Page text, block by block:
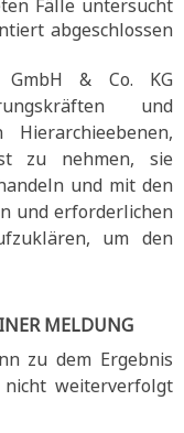
Fälle untersucht
abgeschlossen
GmbH & Co. KG
und
zu nehmen, sie
und mit den
und erforderlichen
um den
MELDUNG
zu dem Ergebnis
weiterverfolgt